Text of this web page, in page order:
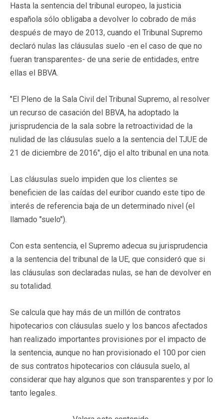
Hasta la sentencia del tribunal europeo, la justicia
española sólo obligaba a devolver lo cobrado de más
después de mayo de 2013, cuando el Tribunal Supremo
declaró nulas las cláusulas suelo -en el caso de que no
fueran transparentes- de una serie de entidades, entre
ellas el BBVA.
"El Pleno de la Sala Civil del Tribunal Supremo, al resolver
un recurso de casación del BBVA, ha adoptado la
jurisprudencia de la sala sobre la retroactividad de la
nulidad de las cláusulas suelo a la sentencia del TJUE de
21 de diciembre de 2016", dijo el alto tribunal en una nota.
Las cláusulas suelo impiden que los clientes se
beneficien de las caídas del euribor cuando este tipo de
interés de referencia baja de un determinado nivel (el
llamado "suelo").
Con esta sentencia, el Supremo adecua su jurisprudencia
a la sentencia del tribunal de la UE, que consideró que si
las cláusulas son declaradas nulas, se han de devolver en
su totalidad.
Se calcula que hay más de un millón de contratos
hipotecarios con cláusulas suelo y los bancos afectados
han realizado importantes provisiones por el impacto de
la sentencia, aunque no han provisionado el 100 por cien
de sus contratos hipotecarios con cláusula suelo, al
considerar que hay algunos que son transparentes y por lo
tanto legales.